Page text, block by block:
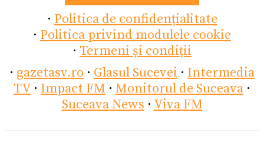
· Politica de confidențialitate
· Politica privind modulele cookie
· Termeni și condiții
· gazetasv.ro · Glasul Sucevei · Intermedia
TV · Impact FM · Monitorul de Suceava ·
Suceava News · Viva FM